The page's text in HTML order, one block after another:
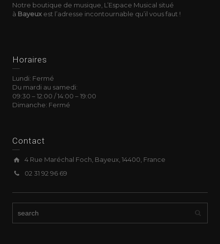
Notre boutique de musique, L’Espace Musical situé
à Bayeux est l’adresse incontournable qu’il vous faut !
Horaires
Lundi: Fermé
Du mardi au samedi:
09:30 –12:00 /14:00 –19:00
Dimanche: Fermé
Contact
4 Rue Maréchal Foch, Bayeux, 14400, France
02 31 92 96 69